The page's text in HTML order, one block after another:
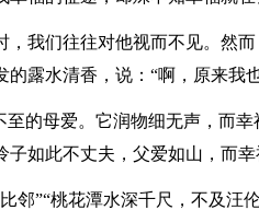
，我们往往对他视而不见。然
露水清香，说：“啊，原来我
至的母爱。它润物细无声，而
如此不丈夫，父爱如山，而幸
邻”“桃花潭水深千尺，不及汪